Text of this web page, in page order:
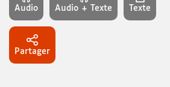
Audio Audio + Texte Texte
Partager